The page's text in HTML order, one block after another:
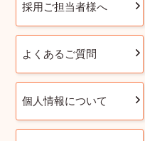
採用ご担当者様へ
よくあるご質問
個人情報について